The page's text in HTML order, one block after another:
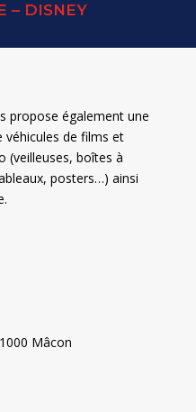
– DISNEY
propose également une
véhicules de films et
(veilleuses, boîtes à
posters…) ainsi
Mâcon